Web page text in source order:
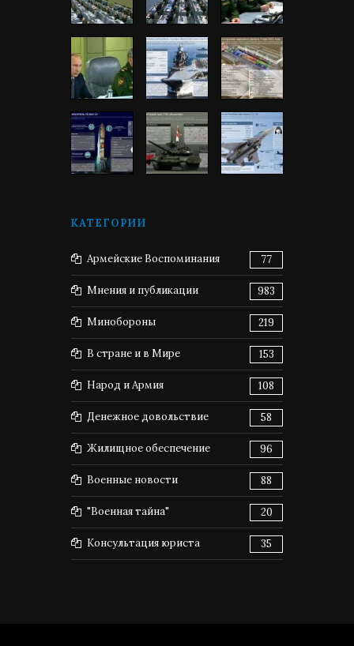
КАТЕГОРИИ
Армейские Воспоминания 77
Мнения и публикации 983
Минобороны 219
В стране и в Мире 153
Народ и Армия 108
Денежное довольствие 58
Жилищное обеспечение 96
Военные новости 88
"Военная тайна" 20
Консультация юриста 35